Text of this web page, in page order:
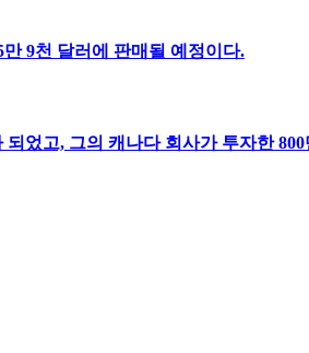
9천 달러에 판매될 예정이다.
었고, 그의 캐나다 회사가 투자한